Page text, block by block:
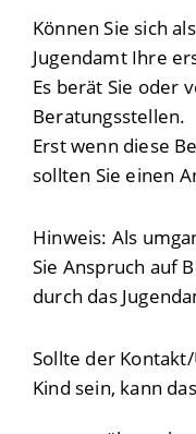
Können Sie sich
Jugendamt Ihre
Es berät Sie oder
Beratungsstellen.
Erst wenn diese
sollten Sie einen
Hinweis: Als
Sie Anspruch auf
durch das
Sollte der
Kind sein, kann